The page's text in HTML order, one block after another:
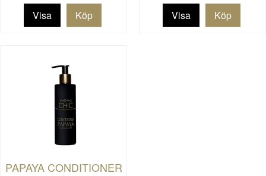
Visa Visa
PAPAYA CONDITIONER